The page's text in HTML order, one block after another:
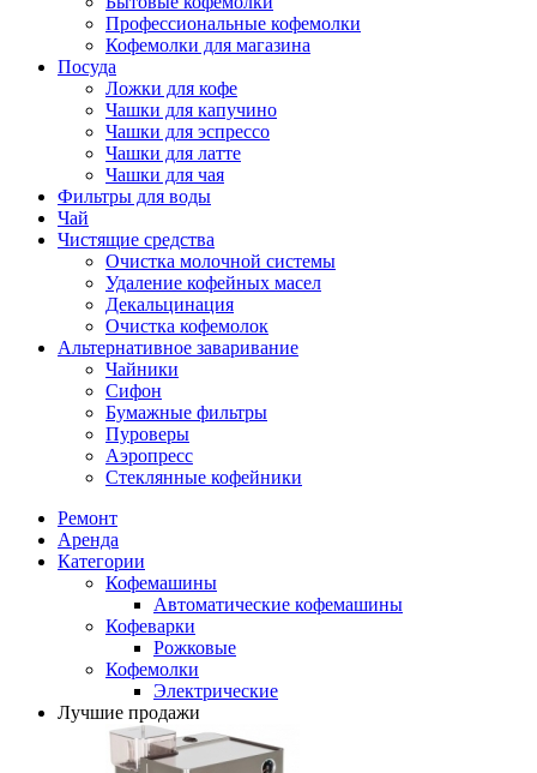
Профессиональные кофемолки
Кофемолки для магазина
Посуда
Ложки для кофе
Чашки для капучино
Чашки для эспрессо
Чашки для латте
Чашки для чая
Фильтры для воды
Чай
Чистящие средства
Очистка молочной системы
Удаление кофейных масел
Декальцинация
Очистка кофемолок
Альтернативное заваривание
Чайники
Сифон
Бумажные фильтры
Пуроверы
Аэропресс
Стеклянные кофейники
Ремонт
Аренда
Категории
Кофемашины
Автоматические кофемашины
Кофеварки
Рожковые
Кофемолки
Электрические
Лучшие продажи